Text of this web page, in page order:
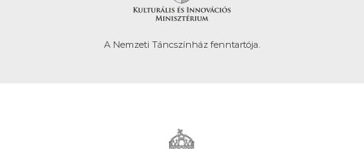
A Nemzeti Táncszínház fenntartója.